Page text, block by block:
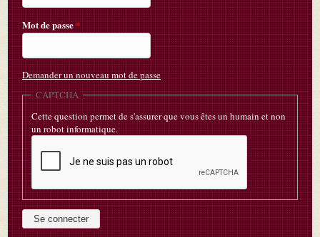
Mot de passe*
Demander un nouveau mot de passe
CAPTCHA
Cette question permet de s'assurer que vous êtes un humain et non
un robot informatique.